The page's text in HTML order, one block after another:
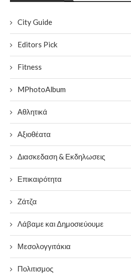
City Guide
Editors Pick
Fitness
MPhotoAlbum
Αθλητικά
Αξιοθέατα
Διασκεδαση & Εκδηλωσεις
Επικαιρότητα
Ζάτζα
Λάβαμε και Δημοσιεύουμε
Μεσολογγιτάκια
Πολιτισμος